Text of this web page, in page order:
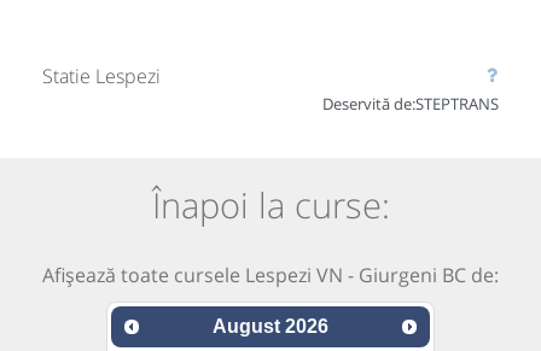
Statie Lespezi
Deservită de:STEPTRANS
Înapoi la curse:
Afișează toate cursele Lespezi VN - Giurgeni BC de:
August 2026